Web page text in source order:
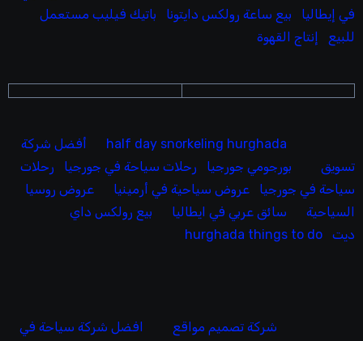
في إيطاليا
بيع ساعة رولكس دايتونا
باتيك فيليب مستعمل
للبيع
إنتاج القهوة
half day snorkeling hurghada
أفضل شركة
تسويق
بورجومي جورجيا رحلات سياحة في جورجيا
رحلات
سياحة في جورجيا
عروض سياحية في أرمينيا
عروض روسيا
السياحية
سائق عربي في ايطاليا
بيع رولكس داي
ديت
hurghada things to do
شركة تصميم مواقع افضل شركة سياحة في